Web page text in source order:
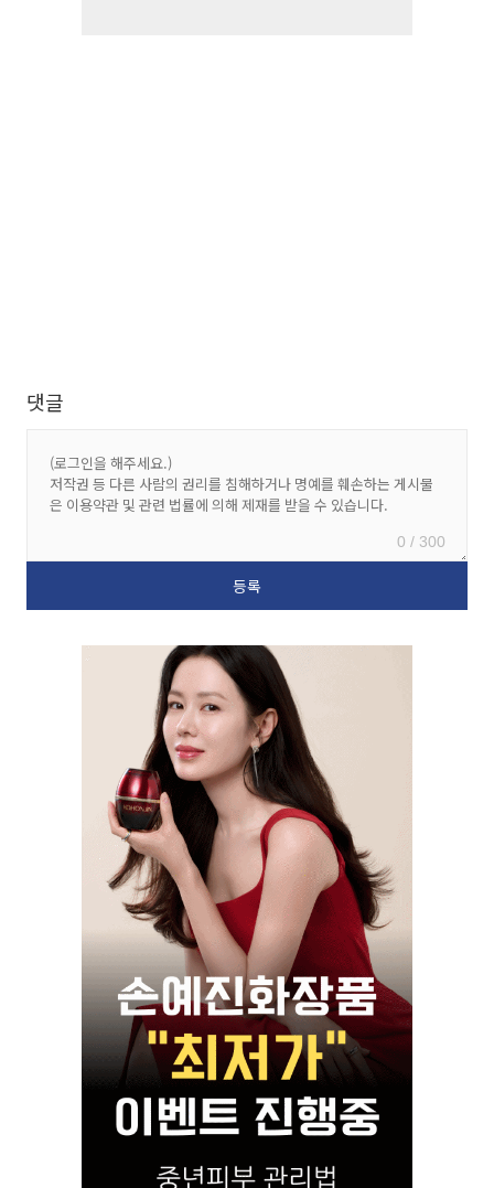
댓글
0 / 300